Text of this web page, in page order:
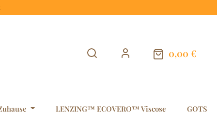
0,00 €
Warenkorb
LENZING™ ECOVERO™ Viscose GOTS